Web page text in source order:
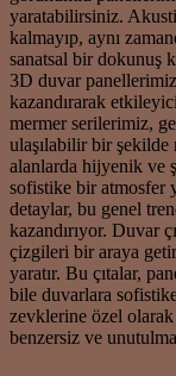
yaratabilirsiniz.
kalmayıp, aynı
sanatsal bir dokunuş
3D duvar
kazandırarak
mermer serilerimiz,
ulaşılabilir bir şekilde
alanlarda hijyenik ve
sofistike bir atmosfer
detaylar, bu genel
kazandırıyor. Duvar
çizgileri bir araya
yaratır. Bu çıtalar,
bile duvarlara
zevklerine özel olarak
benzersiz ve